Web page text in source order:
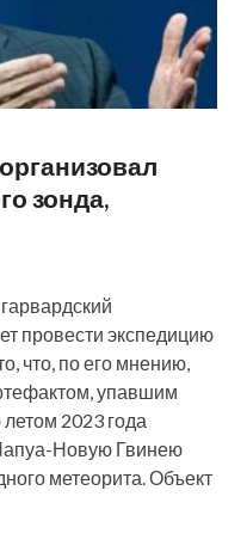
зонда,
провести экспедицию
что, по его мнению,
упавшим
2023 года
Новую Гвинею
метеорита. Объект